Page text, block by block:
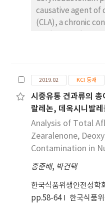
고 있고, 본 연구결과
vulnificus의 연구에
적으로 V. vulnificus
링이 필요할 것으로
vulnificus 감염 위험
국내 수산물을 통한
한 체계적 연구는 부족
링 및 위험도 평가의
씩 확인되 었다. 확인
환경 분리주로 확인되
국 임상 분리주로부
에 수산물과 관련한
구는 그에 대한 도움
causative agent of
(CLA), a chronic
reported to be
Effective
environment may
for reducing the
study was to
commercial
of sodium
hypochlorite,
triple salt,
and copper
2019.02 KCI 등재
시중유통 견과류의
랄레논, 데옥시니발
Analysis of Total
Zearalenone,
Contamination in
홍준배, 박건택
한국식품위생안전성학
pp.58-64
한국식품